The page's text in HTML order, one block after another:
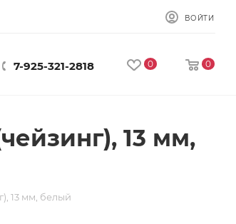
ВОЙТИ
7-925-321-2818 0 0
13 мм,
13 мм, белый